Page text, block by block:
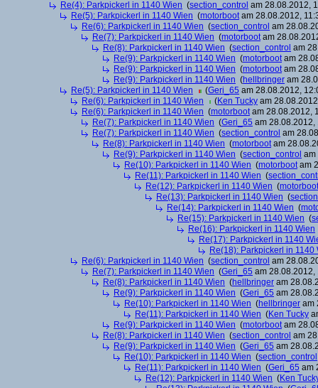
Re(4): Parkpickerl in 1140 Wien (section_control am 28.08.2012,
Re(5): Parkpickerl in 1140 Wien (motorbootam 28.08.2012,
Re(6): Parkpickerl in 1140 Wien (section_control am
Re(7): Parkpickerl in 1140 Wien (motorbootam
Re(8): Parkpickerl in 1140 Wien (section_control am
Re(9): Parkpickerl in 1140 Wien (motorbootam
Re(9): Parkpickerl in 1140 Wien (motorbootam
Re(9): Parkpickerl in 1140 Wien (hellbringer am
Re(5): Parkpickerl in 1140 Wien
(Geri_65 am 28.08.2012,
Re(6): Parkpickerl in 1140 Wien
(Ken Tucky am
Re(6): Parkpickerl in 1140 Wien (motorbootam 28.08.2012,
Re(7): Parkpickerl in 1140 Wien (Geri_65 am 28.08.2012,
Re(7): Parkpickerl in 1140 Wien (section_control am
Re(8): Parkpickerl in 1140 Wien (motorbootam
Re(9): Parkpickerl in 1140 Wien (section_control am
Re(10): Parkpickerl in 1140 Wien (motorbootam
Re(11): Parkpickerl in 1140 Wien (
Re(12): Parkpickerl in 1140 Wien (motorboot
Re(13): Parkpickerl in 1140 Wien (
Re(14): Parkpickerl in 1140 Wien (
Re(15): Parkpickerl in 1140 Wien (
Re(16): Parkpickerl in 1140 Wien
Re(17): Parkpickerl in 1140
Re(18): Parkpickerl in 1140
Re(6): Parkpickerl in 1140 Wien (section_control am
Re(7): Parkpickerl in 1140 Wien (Geri_65 am 28.08.2012,
Re(8): Parkpickerl in 1140 Wien (hellbringer am
Re(9): Parkpickerl in 1140 Wien (Geri_65 am
Re(10): Parkpickerl in 1140 Wien (hellbringer am
Re(11): Parkpickerl in 1140 Wien (Ken Tucky
Re(9): Parkpickerl in 1140 Wien (motorbootam
Re(8): Parkpickerl in 1140 Wien (section_control am
Re(9): Parkpickerl in 1140 Wien (Geri_65 am
Re(10): Parkpickerl in 1140 Wien (section_control
Re(11): Parkpickerl in 1140 Wien (Geri_65 am
Re(12): Parkpickerl in 1140 Wien (Ken